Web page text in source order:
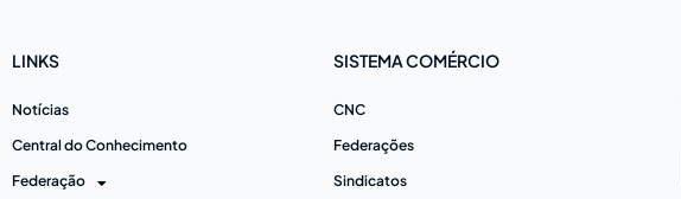
LINKS
Notícias
Central do Conhecimento
Federação
SISTEMA COMÉRCIO
CNC
Federações
Sindicatos